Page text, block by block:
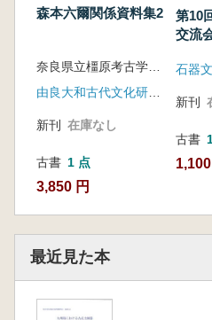
由真
九州島内における古
壱岐島の古式土師器
佐賀・唐津平野 蒲
肥前基肄・養父地域に
~ 古墳時代前期の土師
森本六爾関係資料集2
新刊 在庫なし
古書 1 点
3,850 円
第10
交流
石器
新刊
古書
1,100
最近見た本